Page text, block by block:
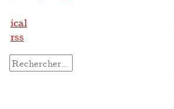
ical
rss
Rechercher :